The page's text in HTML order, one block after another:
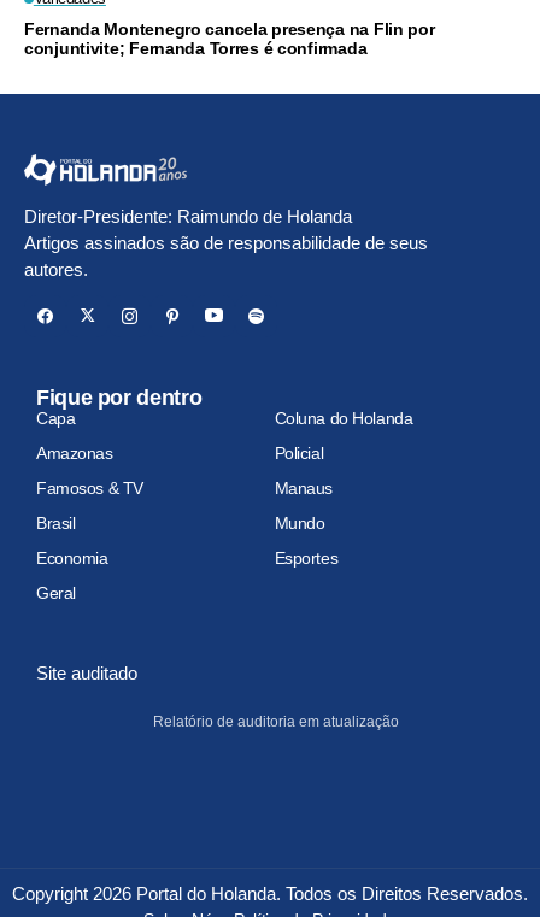
Fernanda Montenegro cancela presença na Flin por
conjuntivite; Fernanda Torres é confirmada
Diretor-Presidente: Raimundo de Holanda
Artigos assinados são de responsabilidade de seus
autores.
Fique por dentro
Capa
Coluna do Holanda
Amazonas
Policial
Famosos & TV
Manaus
Brasil
Mundo
Economia
Esportes
Geral
Site auditado
Relatório de auditoria em atualização
Copyright 2026 Portal do Holanda. Todos os Direitos Reservados.